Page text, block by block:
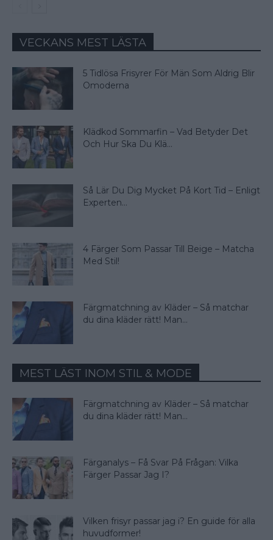
VECKANS MEST LÄSTA
5 Tidlösa Frisyrer För Män Som Aldrig Blir
Omoderna
Klädkod Sommarfin – Vad Betyder Det
Och Hur Ska Du Klä...
Så Lär Du Dig Mycket På Kort Tid – Enligt
Experten...
4 Färger Som Passar Till Beige – Matcha
Med Stil!
Färgmatchning av Kläder – Så matchar
du dina kläder rätt! Man...
MEST LÄST INOM STIL & MODE
Färgmatchning av Kläder – Så matchar
du dina kläder rätt! Man...
Färganalys – Få Svar På Frågan: Vilka
Färger Passar Jag I?
Vilken frisyr passar jag i? En guide för alla
huvudformer!